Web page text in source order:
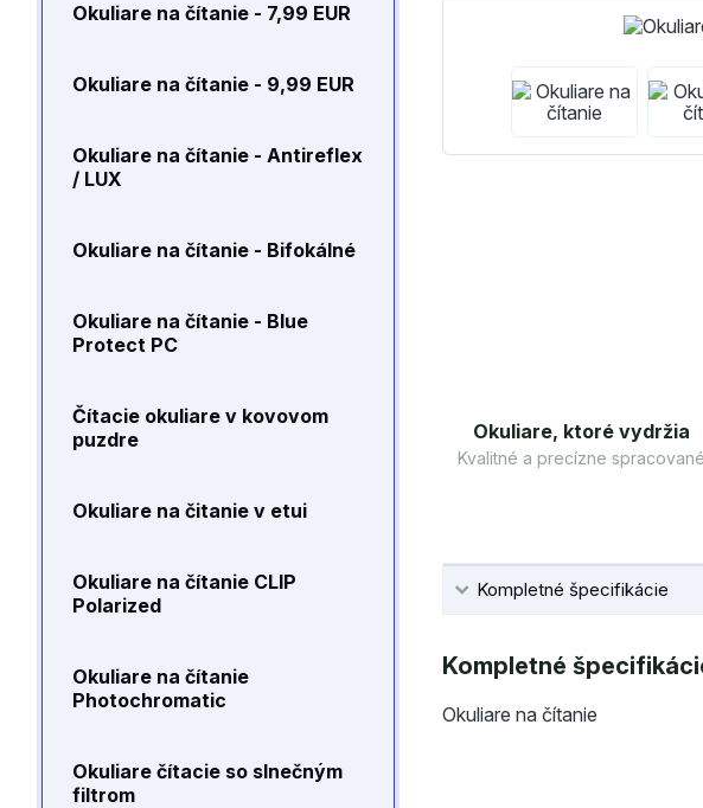
Okuliare na čítanie - 7,99 EUR
Okuliare na čítanie - 9,99 EUR
Okuliare na čítanie - Antireflex
/ LUX
Okuliare na čítanie - Bifokálné
Okuliare na čítanie - Blue
Protect PC
Čítacie okuliare v kovovom
puzdre
Okuliare na čitanie v etui
Okuliare na čítanie CLIP
Polarized
Okuliare na čítanie
Photochromatic
Okuliare čítacie so slnečným
filtrom
Okuliare, ktoré vydržia
Kvalitné a precízne spracované
Kompletné špecifikácie
Kompletné
Okuliare na čítanie